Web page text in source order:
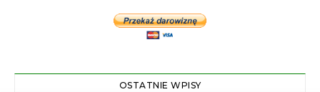
OSTATNIE WPISY